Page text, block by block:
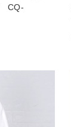
CQ-